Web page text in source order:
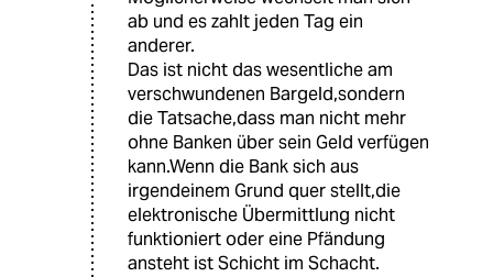
ab und es zahlt jeden Tag ein
anderer.
Das ist nicht das wesentliche am
verschwundenen Bargeld,sondern
die Tatsache,dass man nicht mehr
ohne Banken über sein Geld verfügen
kann.Wenn die Bank sich aus
irgendeinem Grund quer stellt,die
elektronische Übermittlung nicht
funktioniert oder eine Pfändung
ansteht ist Schicht im Schacht.